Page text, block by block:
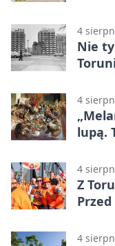
4
Nie
4
lupą.
4
Z
4